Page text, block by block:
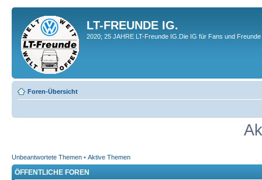
LT-FREUNDE IG.
2020; 25 JAHRE LT-Freunde IG.Die IG für Fans und
Foren-Übersicht
Unbeantwortete Themen • Aktive Themen
ÖFFENTLICHE FOREN